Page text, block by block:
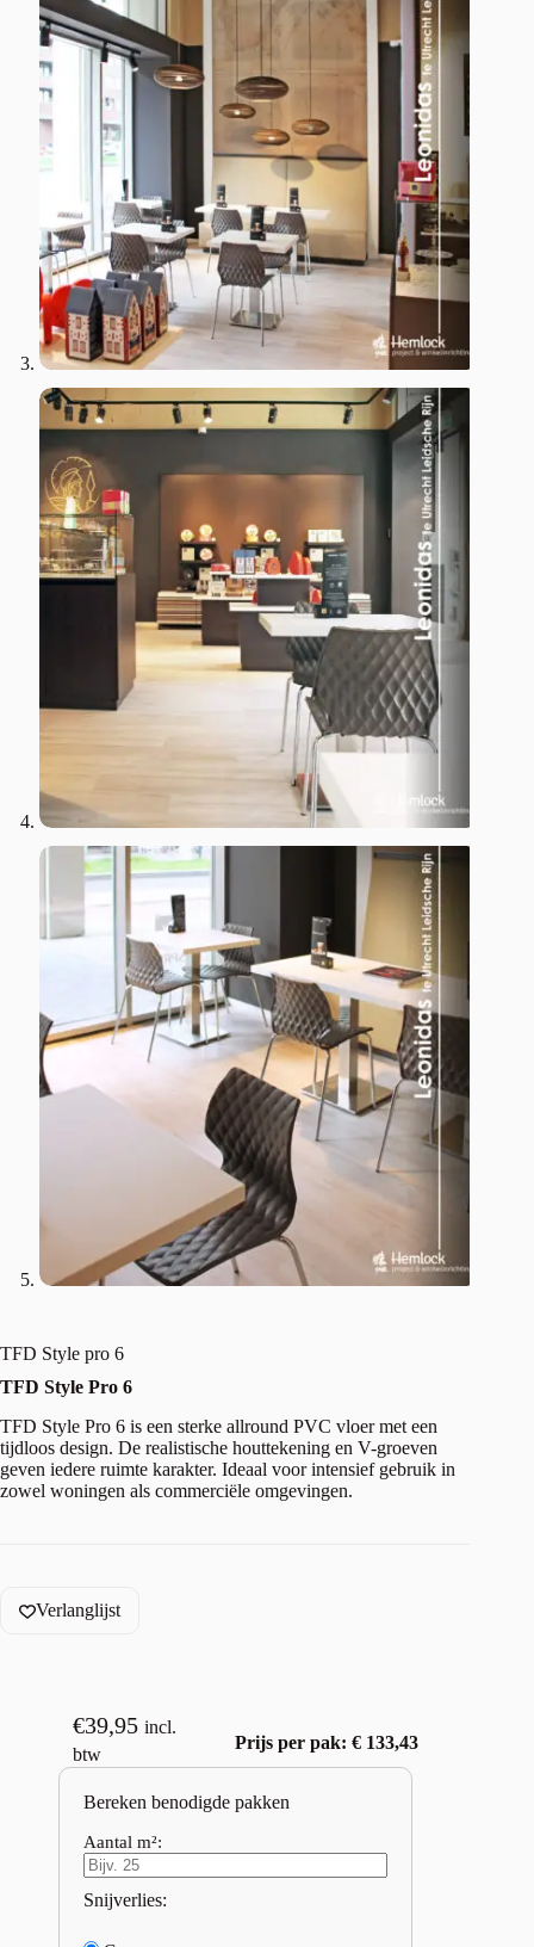
TFD Style pro 6
TFD Style Pro 6
TFD Style Pro 6 is een sterke allround PVC vloer met een
tijdloos design. De realistische houttekening en V-groeven
geven iedere ruimte karakter. Ideaal voor intensief gebruik in
zowel woningen als commerciële omgevingen.
Verlanglijst
€39,95 incl.
btw
Prijs per pak: € 133,43
Bereken benodigde pakken
Aantal m²:
Snijverlies: